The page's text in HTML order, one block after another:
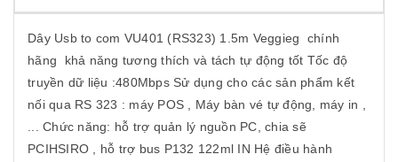
Dây Usb to com VU401 (RS323) 1.5m Veggieg chính
hãng khả năng tương thích và tách tự động tốt Tốc độ
truyền dữ liệu :480Mbps Sử dụng cho các sản phẩm kết
nối qua RS 323 : máy POS , Máy bàn vé tự động, máy in ,
... Chức năng: hỗ trợ quản lý nguồn PC, chia sẽ
PCIHSIRO , hỗ trợ bus P132 122ml IN Hệ điều hành